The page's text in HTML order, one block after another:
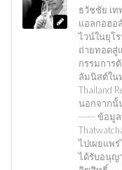
ธวัชชัย เ
แอลกอฮอ
ไวน์ในยุโ
ถ่ายทอดสู่
กรรมการ
ลัมนิสต์ใน
Thailand
นอกจากนั้
------ ข้อมู
ไปเผยแพ
ได้รับอนุญ